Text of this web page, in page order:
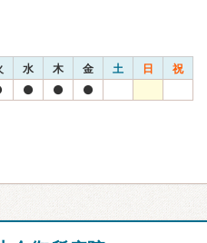
水 木 金 土 日 祝